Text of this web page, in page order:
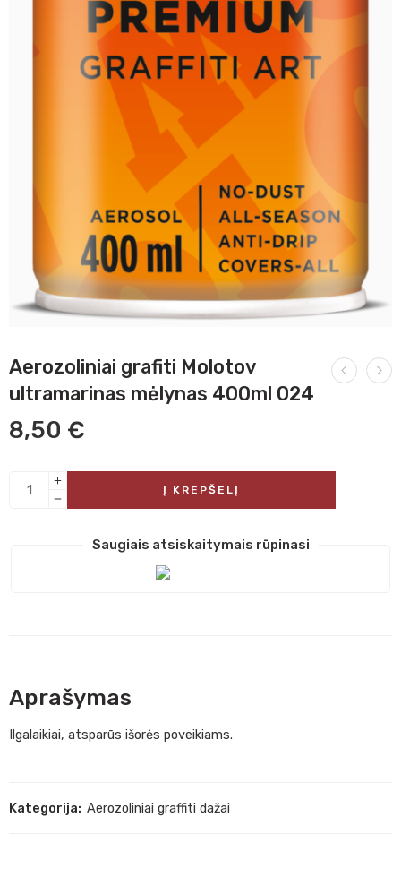
Aerozoliniai grafiti Molotov
ultramarinas mėlynas 400ml 024
8,50 €
Į KREPŠELĮ
Saugiais atsiskaitymais rūpinasi
Aprašymas
Ilgalaikiai, atsparūs išorės poveikiams.
Kategorija: Aerozoliniai graffiti dažai